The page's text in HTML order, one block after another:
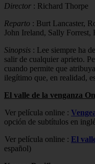
Director : Richard Thorpe
Reparto : Burt Lancaster,
John Ireland, Sally
Sinopsis : Lee siempre ha
salir de cualquier aprieto.
cuando permite que
ilegítimo que, en realidad,
El valle de la venganza
Ver película online :
opción de subtítulos en
Ver película online : El
español)